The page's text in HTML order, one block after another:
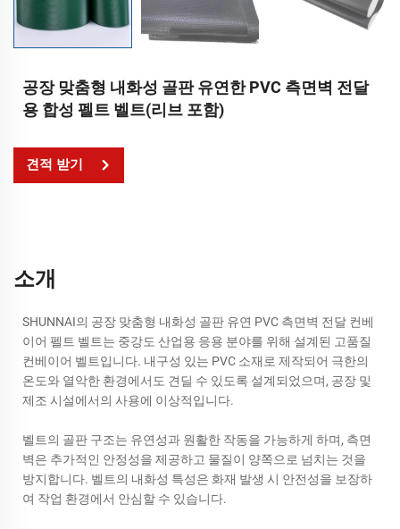
공장 맞춤형 내화성 골판 유연한 PVC 측면벽 전달
용 합성 펠트 벨트(리브 포함)
견적 받기
소개
SHUNNAI의 공장 맞춤형 내화성 골판 유연 PVC 측면벽 전달 컨베
이어 펠트 벨트는 중강도 산업용 응용 분야를 위해 설계된 고품질
컨베이어 벨트입니다. 내구성 있는 PVC 소재로 제작되어 극한의
온도와 열악한 환경에서도 견딜 수 있도록 설계되었으며, 공장 및
제조 시설에서의 사용에 이상적입니다.
벨트의 골판 구조는 유연성과 원활한 작동을 가능하게 하며, 측면
벽은 추가적인 안정성을 제공하고 물질이 양쪽으로 넘치는 것을
방지합니다. 벨트의 내화성 특성은 화재 발생 시 안전성을 보장하
여 작업 환경에서 안심할 수 있습니다.